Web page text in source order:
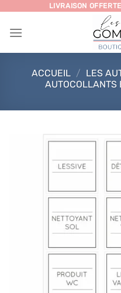
contenu
LIVRAISON
ACCUEIL / LES
AUTOCOLLANTS